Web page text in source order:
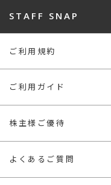
STAFF SNAP
ご利用規約
ご利用ガイド
株主様ご優待
よくあるご質問